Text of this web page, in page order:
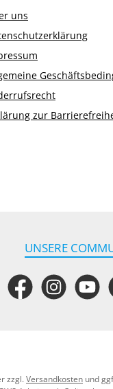
uns
zur
UNSERE
FacebookInstagramYouTube
zzgl.Versandkosten und